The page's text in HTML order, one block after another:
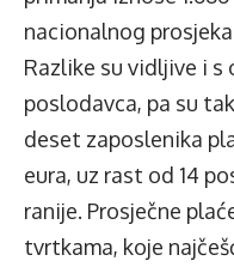
nacionalnog
Razlike su vidljive i s
poslodavca, pa su
deset zaposlenika
eura, uz rast od 14
ranije. Prosječne
tvrtkama, koje